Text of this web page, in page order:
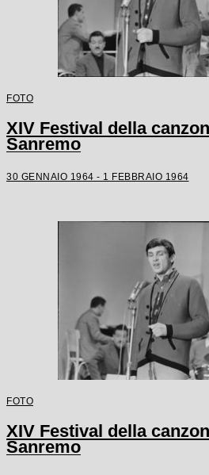
FOTO
XIV Festival della
Sanremo
30 GENNAIO 1964 - 1 FEBBRAIO 1964
FOTO
XIV Festival della
Sanremo